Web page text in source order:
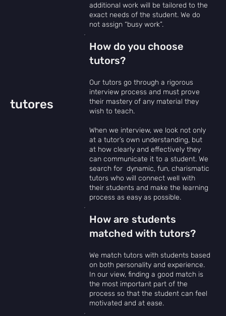
additional work will be tailored to the
exact needs of the student. We do
not assign “busy work”.
How do you choose
tutors?
Our tutors go through a rigorous
interview process and must prove
their mastery of any material they
wish to teach.
When we interview, we look not only
at a tutor’s own understanding, but
at how clearly and effectively they
can communicate it to a student. We
search for dynamic, fun, charismatic
tutors who will connect well with
their students and make the learning
process as easy as possible.
How are students
matched with tutors?
We match tutors with students based
on both personality and experience.
In our view, finding a good match is
the most important part of the
process so that the student can feel
motivated and at ease.
tutores